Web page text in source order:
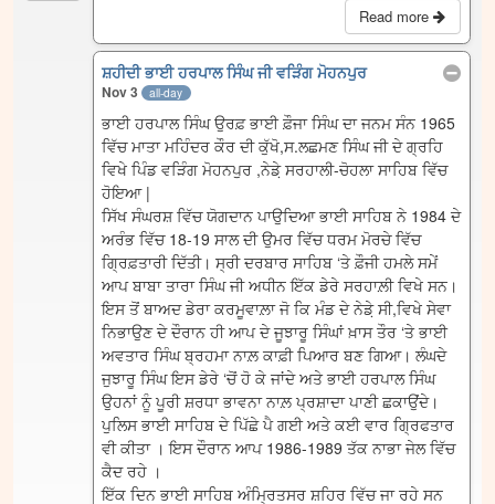
Read more
ਸ਼ਹੀਦੀ ਭਾਈ ਹਰਪਾਲ ਸਿੰਘ ਜੀ ਵੜਿੰਗ ਮੋਹਨਪੁਰ
Nov 3 all-day
ਭਾਈ ਹਰਪਾਲ ਸਿੰਘ ਉਰਫ਼ ਭਾਈ ਫ਼ੌਜਾ ਸਿੰਘ ਦਾ ਜਨਮ ਸੰਨ 1965
ਵਿੱਚ ਮਾਤਾ ਮਹਿੰਦਰ ਕੌਰ ਦੀ ਕੁੱਖੋ,ਸ.ਲਛਮਣ ਸਿੰਘ ਜੀ ਦੇ ਗ੍ਰਹਿ
ਵਿਖੇ ਪਿੰਡ ਵੜਿੰਗ ਮੋਹਨਪੁਰ ,ਨੇਡ਼ੇ ਸਰਹਾਲੀ-ਚੋਹਲਾ ਸਾਹਿਬ ਵਿੱਚ
ਹੋਇਆ |
ਸਿੱਖ ਸੰਘਰਸ਼ ਵਿੱਚ ਯੋਗਦਾਨ ਪਾਉਦਿਆ ਭਾਈ ਸਾਹਿਬ ਨੇ 1984 ਦੇ
ਅਰੰਭ ਵਿੱਚ 18-19 ਸਾਲ ਦੀ ਉਮਰ ਵਿੱਚ ਧਰਮ ਮੋਰਚੇ ਵਿੱਚ
ਗ੍ਰਿਫ਼ਤਾਰੀ ਦਿੱਤੀ। ਸ੍ਰੀ ਦਰਬਾਰ ਸਾਹਿਬ ‘ਤੇ ਫ਼ੌਜੀ ਹਮਲੇ ਸਮੇਂ
ਆਪ ਬਾਬਾ ਤਾਰਾ ਸਿੰਘ ਜੀ ਅਧੀਨ ਇੱਕ ਡੇਰੇ ਸਰਹਾਲ਼ੀ ਵਿਖੇ ਸਨ।
ਇਸ ਤੋਂ ਬਾਅਦ ਡੇਰਾ ਕਰਮੂਵਾਲ਼ਾ ਜੋ ਕਿ ਮੰਡ ਦੇ ਨੇਡ਼ੇ ਸੀ,ਵਿਖੇ ਸੇਵਾ
ਨਿਭਾਉਣ ਦੇ ਦੌਰਾਨ ਹੀ ਆਪ ਦੇ ਜੂਝਾਰੂ ਸਿੰਘਾਂ ਖ਼ਾਸ ਤੌਰ ‘ਤੇ ਭਾਈ
ਅਵਤਾਰ ਸਿੰਘ ਬ੍ਰਹਮਾ ਨਾਲ਼ ਕਾਫ਼ੀ ਪਿਆਰ ਬਣ ਗਿਆ। ਲੰਘਦੇ
ਜੁਝਾਰੂ ਸਿੰਘ ਇਸ ਡੇਰੇ ‘ਚੋਂ ਹੋ ਕੇ ਜਾਂਦੇ ਅਤੇ ਭਾਈ ਹਰਪਾਲ ਸਿੰਘ
ਉਹਨਾਂ ਨੂੰ ਪੂਰੀ ਸ਼ਰਧਾ ਭਾਵਨਾ ਨਾਲ਼ ਪ੍ਰਸ਼ਾਦਾ ਪਾਣੀ ਛਕਾਉਂਦੇ।
ਪੁਲਿਸ ਭਾਈ ਸਾਹਿਬ ਦੇ ਪਿੱਛੇ ਪੈ ਗਈ ਅਤੇ ਕਈ ਵਾਰ ਗ੍ਰਿਫਤਾਰ
ਵੀ ਕੀਤਾ । ਇਸ ਦੌਰਾਨ ਆਪ 1986-1989 ਤੱਕ ਨਾਭਾ ਜੇਲ ਵਿੱਚ
ਕੈਦ ਰਹੇ ।
ਇੱਕ ਦਿਨ ਭਾਈ ਸਾਹਿਬ ਅੰਮ੍ਰਿਤਸਰ ਸ਼ਹਿਰ ਵਿੱਚ ਜਾ ਰਹੇ ਸਨ